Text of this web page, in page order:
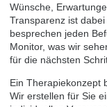
Wünsche,
Transparenz ist
besprechen jeden
Monitor, was wir
für die nächsten
Ein Therapiekonzept
Wir erstellen für Sie